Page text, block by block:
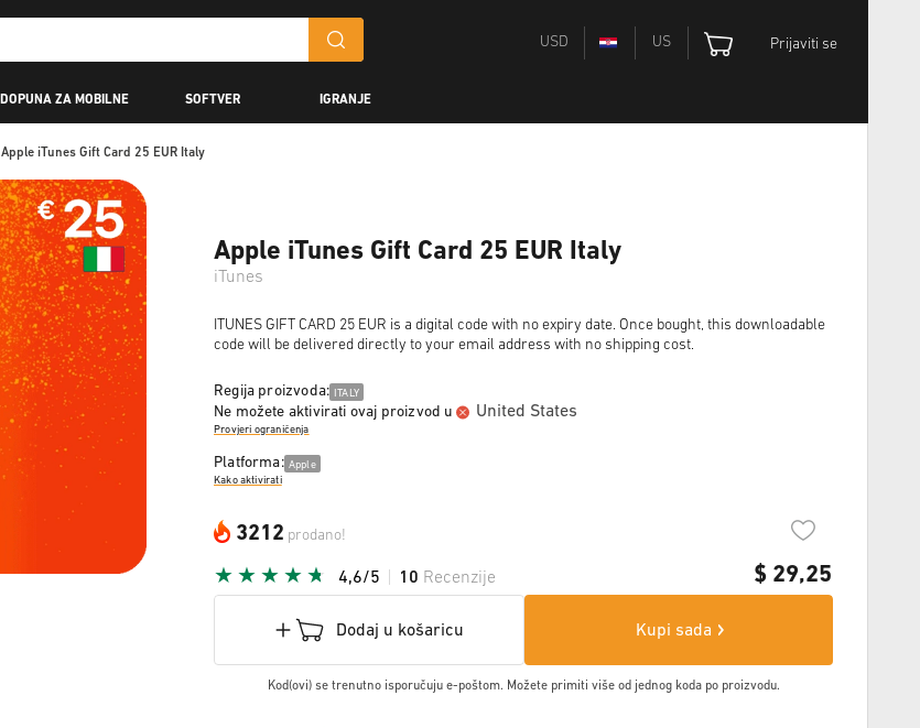
USD US Prijaviti se
DOPUNA ZA MOBILNE SOFTVER IGRANJE
Apple iTunes Gift Card 25 EUR Italy
Apple iTunes Gift Card 25 EUR Italy
iTunes
ITUNES GIFT CARD 25 EUR is a digital code with no expiry date. Once bought, this downloadable
code will be delivered directly to your email address with no shipping cost.
Regija proizvoda: ITALY
Ne možete aktivirati ovaj proizvod u United States
Provjeri ograničenja
Platforma: Apple
Kako aktivirati
3212 prodano!
$ 29,25
4,6/5 10 Recenzije
Dodaj u košaricu Kupi sada
Kod(ovi) se trenutno isporučuju e-poštom. Možete primiti više od jednog koda po proizvodu.